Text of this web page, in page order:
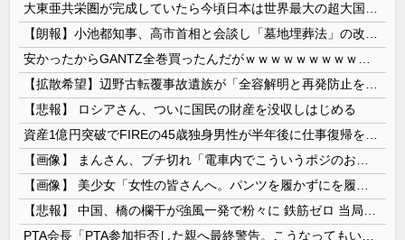
【悲報】 ロシアさん、ついに国民の財産を没収しはじめる